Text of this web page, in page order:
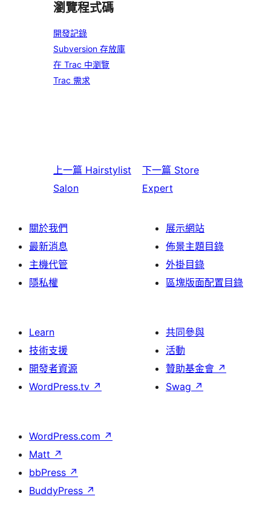
瀏覽程式碼
開發記錄
Subversion 存放庫
在 Trac 中瀏覽
Trac 需求
上一篇 Hairstylist
Salon
下一篇 Store
Expert
關於我們
最新消息
主機代管
隱私權
展示網站
佈景主題目錄
外掛目錄
區塊版面配置目錄
Learn
技術支援
開發者資源
WordPress.tv ↗
共同參與
活動
贊助基金會 ↗
Swag ↗
WordPress.com ↗
Matt ↗
bbPress ↗
BuddyPress ↗